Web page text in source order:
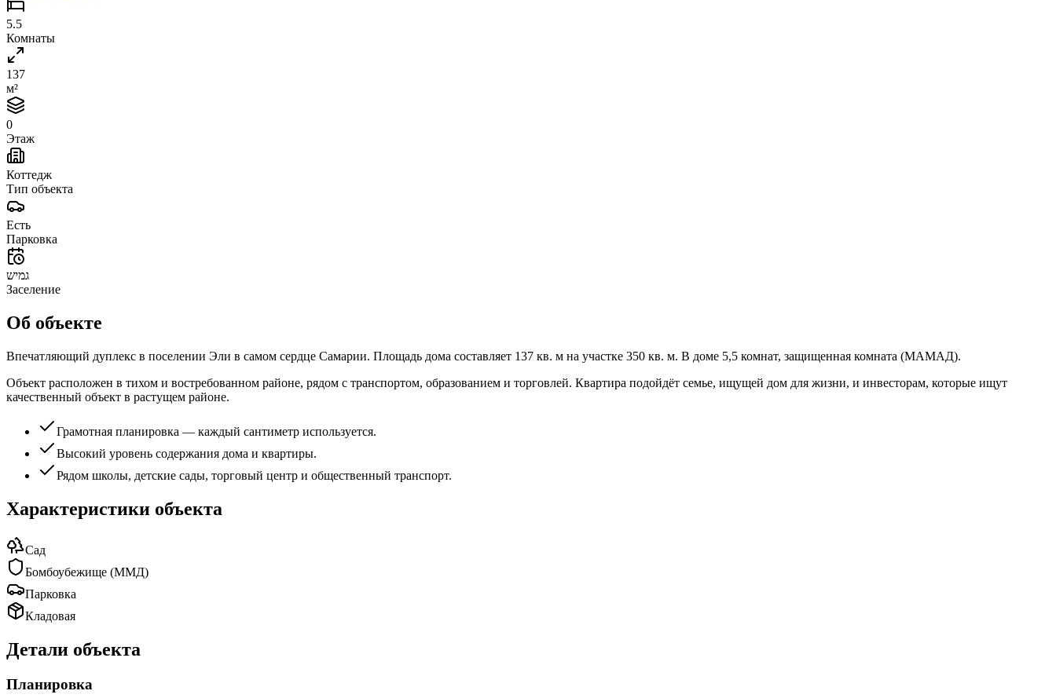
5.5
Комнаты
137
м²
0
Этаж
Коттедж
Тип объекта
Есть
Парковка
גמיש
Заселение
Об объекте
Впечатляющий дуплекс в поселении Эли в самом сердце Самарии. Площадь дома составляет 137 кв. м на участке 350 кв. м. В доме 5,5 комнат, защищенная комната (МАМАД).
Объект расположен в тихом и востребованном районе, рядом с транспортом, образованием и торговлей. Квартира подойдёт семье, ищущей дом для жизни, и инвесторам, которые ищут
качественный объект в растущем районе.
Грамотная планировка — каждый сантиметр используется.
Высокий уровень содержания дома и квартиры.
Рядом школы, детские сады, торговый центр и общественный транспорт.
Характеристики объекта
Сад
Бомбоубежище (ММД)
Парковка
Кладовая
Детали объекта
Планировка